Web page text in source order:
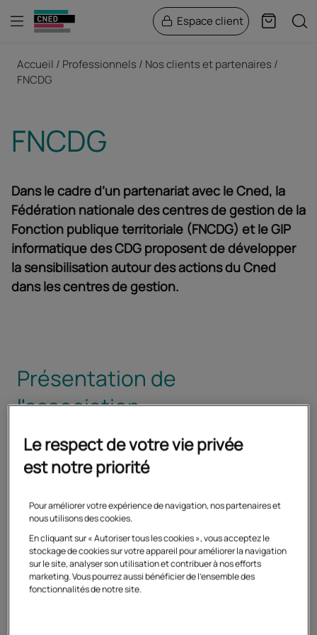
Menu Espace client Panier
Accueil Professionnels
Nos clients et partenaires
FNCDG
FNCDG
Dans le cadre d’un partenariat avec le Cned, la
Fédération nationale des centres de gestion de la
Fonction publique territoriale (FNCDG) et le GIP
informatique des CDG proposentde développer
la sensibilisation autour des actions du Cned
dans les centres de gestion.
Présentation de
l'association
La Fédération nationale des centres de gestion
de la Fonction publique territoriale (FNCDG) est
conseil d’administration de 40 membres,
représentants de centres de gestion (CDG).
La FNCDG représente les CDG auprès des
pouvoirs publics, coordonne leurs missions au
niveau national, incite à la coopération
Le respect de votre vie privée
est notre priorité
Pour améliorer votre expérience de navigation, nos partenaires et
nous utilisons des cookies.
En cliquant sur « Autoriser tous les cookies », vous acceptez le
stockage de cookies sur votre appareil pour améliorer la navigation
sur le site, analyser son utilisation et contribuer à nos efforts
marketing. Vous pourrez aussi bénéficier de l'ensemble des
fonctionnalités de notre site.